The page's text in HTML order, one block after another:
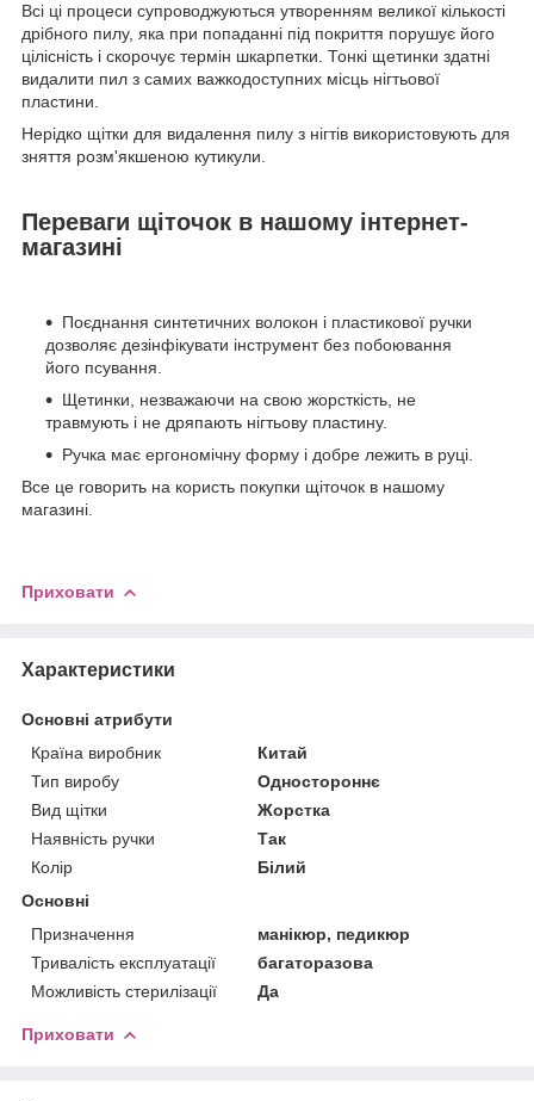
Всі ці процеси супроводжуються утворенням великої кількості
дрібного пилу, яка при попаданні під покриття порушує його
цілісність і скорочує термін шкарпетки. Тонкі щетинки здатні
видалити пил з самих важкодоступних місць нігтьової
пластини.
Нерідко щітки для видалення пилу з нігтів використовують для
зняття розм'якшеною кутикули.
Переваги щіточок в нашому інтернет-
магазині
Поєднання синтетичних волокон і пластикової ручки
дозволяє дезінфікувати інструмент без побоювання
його псування.
Щетинки, незважаючи на свою жорсткість, не
травмують і не дряпають нігтьову пластину.
Ручка має ергономічну форму і добре лежить в руці.
Все це говорить на користь покупки щіточок в нашому
магазині.
Приховати
Характеристики
Основні атрибути
Країна виробник
Китай
Тип виробу
Одностороннє
Вид щітки
Жорстка
Наявність ручки
Так
Колір
Білий
Основні
Призначення
манікюр, педикюр
Тривалість експлуатації
багаторазова
Можливість стерилізації
Да
Приховати